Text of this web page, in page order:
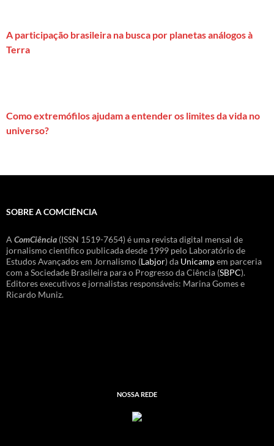
A participação brasileira na busca por planetas análogos à
Terra
Como extremófilos ajudam a entender os limites da vida no
universo?
SOBRE A COMCIÊNCIA
A ComCiência (ISSN 1519-7654) é uma revista digital mensal de
jornalismo científico publicada desde 1999 pelo Laboratório de
Estudos Avançados em Jornalismo (Labjor) da Unicampem parceria
com a Sociedade Brasileira para o Progresso da Ciência (SBPC).
Editores executivos e jornalistas responsáveis: Marina Gomes e
Ricardo Muniz.
NOSSA REDE